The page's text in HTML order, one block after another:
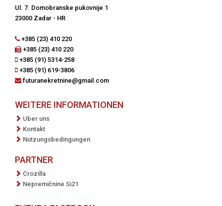
Ul. 7. Domobranske pukovnije 1
23000 Zadar - HR
+385 (23) 410 220
+385 (23) 410 220
+385 (91) 5314-258
+385 (91) 619-3806
futuranekretnine@gmail.com
WEITERE INFORMATIONEN
Uber uns
Kontakt
Nutzungsbedingungen
PARTNER
Crozilla
Nepremičnine Si21